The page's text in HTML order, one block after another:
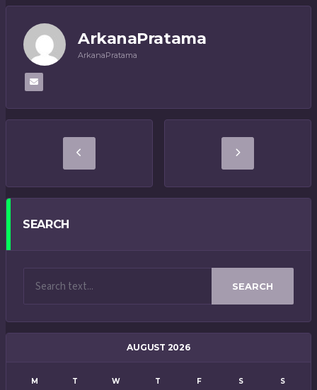
ArkanaPratama
ArkanaPratama
SEARCH
SEARCH
AUGUST 2026
M T W T F S S